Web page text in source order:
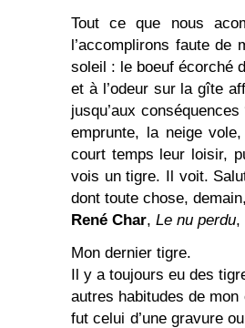
Tout ce que nous
l’accomplirons faute de
soleil : le boeuf écorché
et à l’odeur sur la gîte
jusqu’aux
emprunte, la neige
court temps leur loisir,
vois un tigre. Il voit.
dont toute chose,
René Char, Le nu perdu,
Mon dernier tigre.
Il y a toujours eu des
autres habitudes de
fut celui d’une gravure